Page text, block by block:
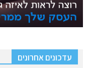
עדכונים אחרונים